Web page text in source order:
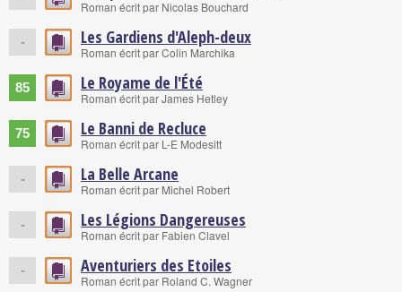
Roman écrit par Nicolas Bouchard
- Les Gardiens d'Aleph-deux
Roman écrit par Colin Marchika
85 Le Royame de l'Été
Roman écrit par James Hetley
75 Le Banni de Recluce
Roman écrit par L-E Modesitt
- La Belle Arcane
Roman écrit par Michel Robert
- Les Légions Dangereuses
Roman écrit par Fabien Clavel
- Aventuriers des Etoiles
Roman écrit par Roland C. Wagner